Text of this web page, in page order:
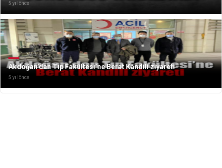
5 yıl önce
Akdoğan’dan Tıp Fakültesi’ne Berat Kandili ziyareti
5 yıl önce